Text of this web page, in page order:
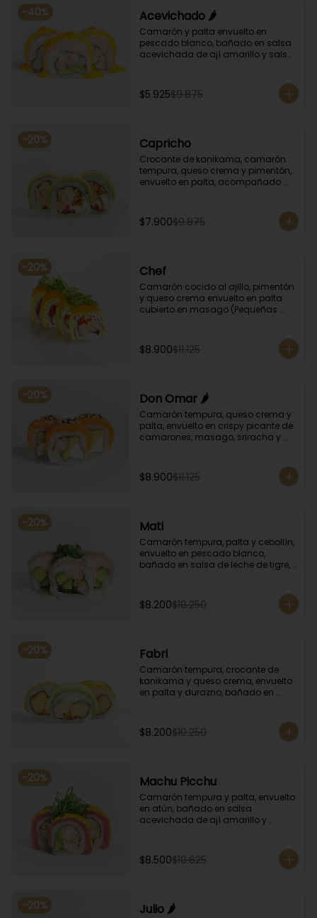
-40% Acevichado 🌶️
Camarón y palta envuelto en
pescado blanco, bañado en salsa
acevichada de ají amarillo y salsa
$5.925$9.875
-20% Capricho
Crocante de kanikama, camarón
tempura, queso crema y pimentón,
envuelto en palta, acompañado
$7.900$9.875
-20% Chef
Camarón cocido al ajillo, pimentón
y queso crema envuelto en palta
cubierto en masago (Pequeñas
$8.900$11.125
-20% Don Omar 🌶️
Camarón tempura, queso crema y
palta, envuelto en crispy picante de
camarones, masago, sriracha y
$8.900$11.125
-20% Mati
Camarón tempura, palta y cebollín,
envuelto en pescado blanco,
bañado en salsa de leche de tigre,
$8.200$10.250
-20% Fabri
Camarón tempura, crocante de
kanikama y queso crema, envuelto
en palta y durazno, bañado en
$8.200$10.250
-20% Machu Picchu
Camarón tempura y palta, envuelto
en atún, bañado en salsa
acevichada de ají amarillo y
$8.500$10.625
-20% Julio 🌶️